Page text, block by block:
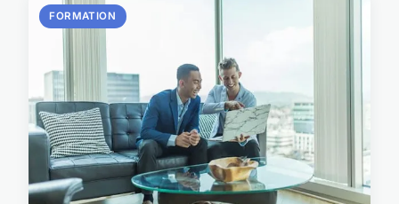
FORMATION